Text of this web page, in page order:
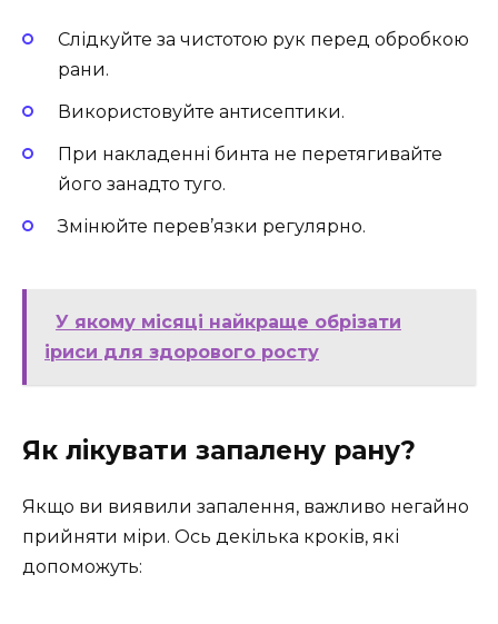
Слідкуйте за чистотою рук перед обробкою
рани.
Використовуйте антисептики.
При накладенні бинта не перетягивайте
його занадто туго.
Змінюйте перев’язки регулярно.
У якому місяці найкраще обрізати
іриси для здорового росту
Як лікувати запалену рану?
Якщо ви виявили запалення, важливо негайно
прийняти міри. Ось декілька кроків, які
допоможуть: